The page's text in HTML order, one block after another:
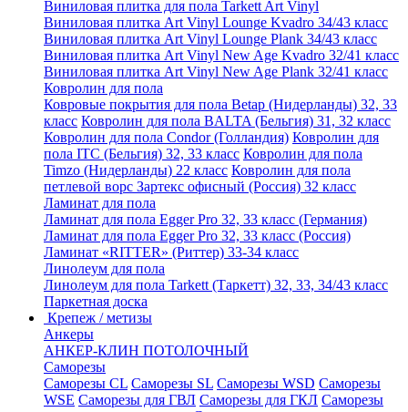
Виниловая плитка для пола Tarkett Art Vinyl
Виниловая плитка Art Vinyl Lounge Kvadro 34/43 класс
Виниловая плитка Art Vinyl Lounge Plank 34/43 класс
Виниловая плитка Art Vinyl New Age Kvadro 32/41 класс
Виниловая плитка Art Vinyl New Age Plank 32/41 класс
Ковролин для пола
Ковровые покрытия для пола Betap (Нидерланды) 32, 33
класс Ковролин для пола BALTA (Бельгия) 31, 32 класс
Ковролин для пола Condor (Голландия) Ковролин для
пола ITC (Бельгия) 32, 33 класс Ковролин для пола
Timzo (Нидерланды) 22 класс Ковролин для пола
петлевой ворс Зартекс офисный (Россия) 32 класс
Ламинат для пола
Ламинат для пола Egger Pro 32, 33 класс (Германия)
Ламинат для пола Egger Pro 32, 33 класс (Россия)
Ламинат «RITTER» (Риттер) 33-34 класс
Линолеум для пола
Линолеум для пола Tarkett (Таркетт) 32, 33, 34/43 класс
Паркетная доска
Крепеж / метизы
Анкеры
АНКЕР-КЛИН ПОТОЛОЧНЫЙ
Саморезы
Саморезы CL Саморезы SL Саморезы WSD Саморезы
WSE Саморезы для ГВЛ Саморезы для ГКЛ Саморезы